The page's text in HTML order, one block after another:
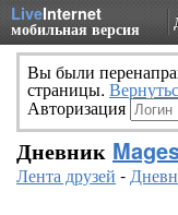
LiveInternet
мобильная версия
Вы были
страницы.
Авторизация
Дневник
Лента друзей -